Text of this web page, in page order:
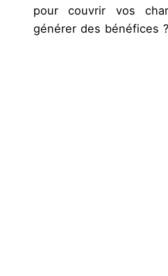
pour couvrir vos
générer des bénéfices